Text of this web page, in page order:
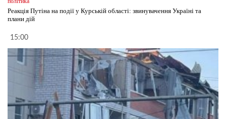
Реакція Путіна на події у Курській області: звинувачення Україні та
плани дій
15:00